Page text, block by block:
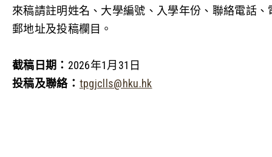
來稿請註明姓名、大學編號、入學年份、聯絡電話、
郵地址及投稿欄目。
截稿日期： 2026年1 月 31 日
投稿及聯絡： tpgjclls@hku.hk